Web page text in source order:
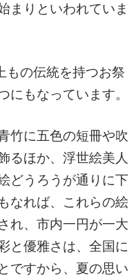
まりといわれていま
もの伝統を持つお祭
にもなっています。
竹に五色の短冊や吹
るほか、浮世絵美人
どうろうが通りに下
なれば、これらの絵
れ、市内一円が一大
と優雅さは、全国に
ですから、夏の思い